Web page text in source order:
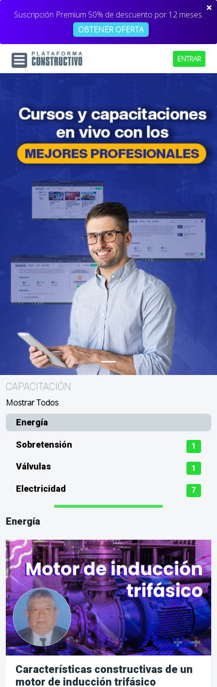
Suscripción Premium 50% de descuento por 12 meses.
OBTENER OFERTA
ENTRAR
CAPACITACIÓN
Mostrar Todos
Energía
Sobretensión 1
Válvulas 1
Electricidad 7
Energía
Características constructivas de un
motor de inducción trifásico